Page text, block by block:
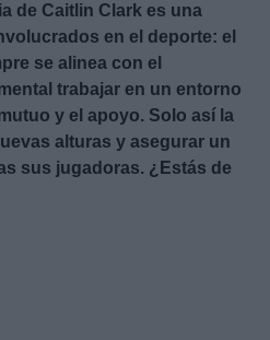
de Caitlin Clark es una
en el deporte: el
se alinea con el
trabajar en un entorno
y el apoyo. Solo así la
alturas y asegurar un
sus jugadoras. ¿Estás de